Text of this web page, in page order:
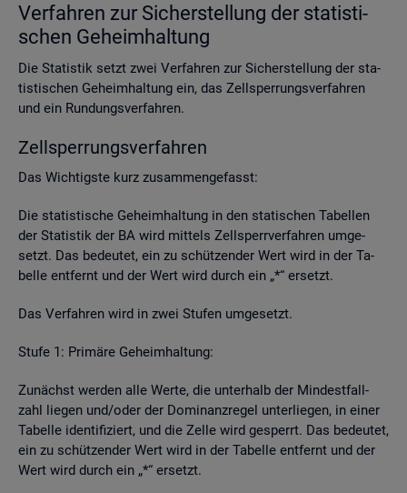
Ver­fah­ren zur Si­cher­stel­lung der sta­tis­ti­
schen Ge­heim­hal­tung
Die Sta­tis­tik setzt zwei Ver­fah­ren zur Si­cher­stel­lung der sta­
tis­ti­schen Ge­heim­hal­tung ein, das Zell­sper­rungs­ver­fah­ren
und ein Run­dungs­ver­fah­ren.
Zell­sper­rungs­ver­fah­ren
Das Wich­tigs­te kurz zu­sam­men­ge­fasst:
Die sta­tis­ti­sche Ge­heim­hal­tung in den sta­ti­schen Ta­bel­len
der Sta­tis­tik der BA wird mit­tels Zell­sperr­ver­fah­ren um­ge­
setzt. Das be­deu­tet, ein zu schüt­zen­der Wert wird in der Ta­
bel­le ent­fernt und der Wert wird durch ein „*“ er­setzt.
Das Ver­fah­ren wird in zwei Stu­fen um­ge­setzt.
Stufe 1: Pri­mä­re Ge­heim­hal­tung:
Zu­nächst wer­den alle Werte, die un­ter­halb der Min­dest­fall­
zahl lie­gen und/oder der Do­mi­nanz­re­gel un­ter­lie­gen, in einer
Ta­bel­le iden­ti­fi­ziert, und die Zelle wird ge­sperrt. Das be­deu­tet,
ein zu schüt­zen­der Wert wird in der Ta­bel­le ent­fernt und der
Wert wird durch ein „*“ er­setzt.